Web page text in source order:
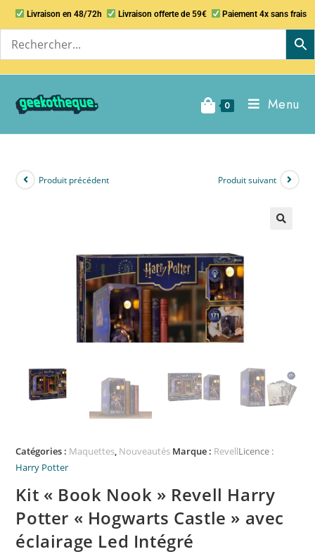
Livraison en 48/72h Livraison offerte de 59€ Paiement 4x sans frais
0 Menu
Produit précédent Produit suivant
Catégories : Maquettes, Nouveautés Marque : RevellLicence :
Harry Potter
Kit « Book Nook » Revell Harry
Potter « Hogwarts Castle » avec
éclairage Led Intégré